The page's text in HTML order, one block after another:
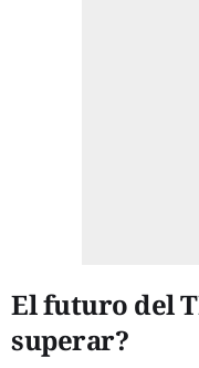
El futuro del
superar?